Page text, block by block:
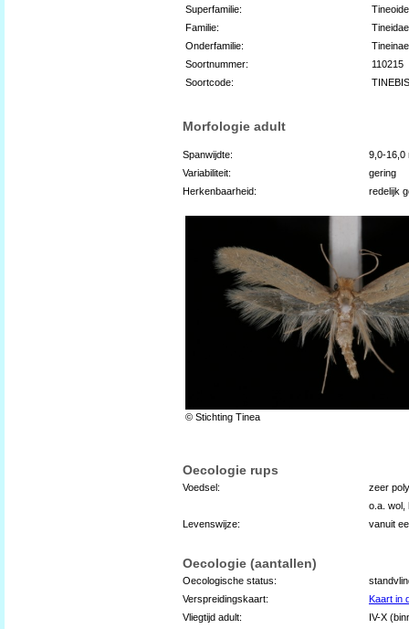
Superfamilie:
Familie:
Tineidae
Onderfamilie:
Tineinae
Soortnummer:
110215
Soortcode:
Morfologie adult
Spanwijdte:
9,0-16,0
Variabiliteit:
gering
Herkenbaarheid:
redelijk
© Stichting Tinea
Oecologie rups
Voedsel:
zeer
o.a. wol,
Levenswijze:
vanuit
Oecologie (aantallen)
Oecologische status:
Verspreidingskaart:
Kaart in
Vliegtijd adult:
IV-X